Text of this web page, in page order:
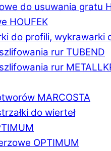
do usuwania gratu
HOUFEK
do profili, wykrawarki
rur TUBEND
rur
MARCOSTA
do wierteł
OPTIMUM